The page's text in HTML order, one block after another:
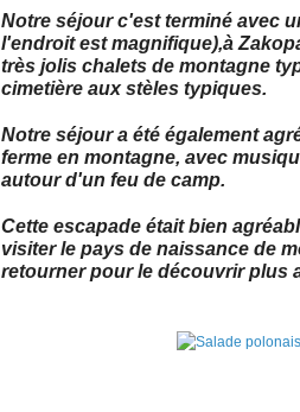
Notre séjour c'est terminé avec
l'endroit est magnifique),à
très jolis chalets de montagne
cimetière aux stèles typiques.
Notre séjour a été également
ferme en montagne, avec
autour d'un feu de camp.
Cette escapade était bien
visiter le pays de naissance de
retourner pour le découvrir plus